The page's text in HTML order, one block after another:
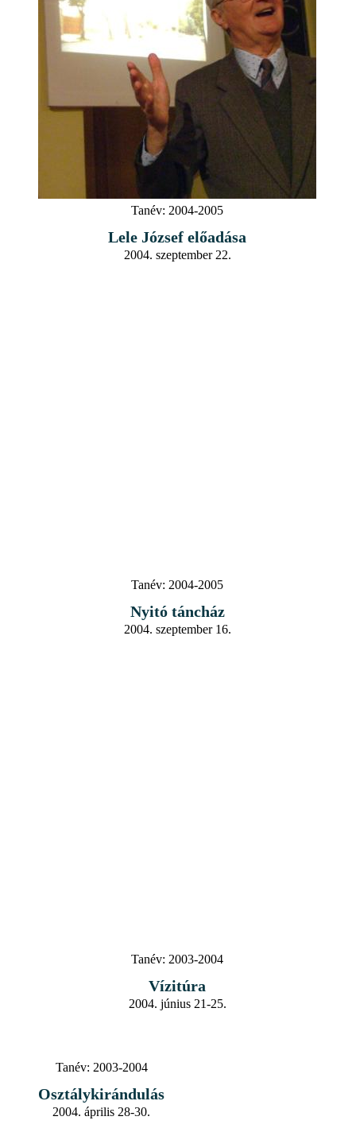
Tanév: 2004-2005
Lele József előadása
2004. szeptember 22.
Tanév: 2004-2005
Nyitó táncház
2004. szeptember 16.
Tanév: 2003-2004
Vízitúra
2004. június 21-25.
Tanév: 2003-2004
Osztálykirándulás
2004. április 28-30.